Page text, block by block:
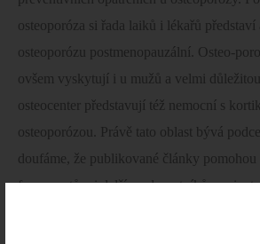
osteoporóza si řada laiků i lékařů představí
osteoporózu postmenopauzální. Osteo-
ovšem vyskytují i u mužů a velmi důležitou
osteocenter představují též nemocní s
osteoporózou. Právě tato oblast bývá
doufáme, že publikované články pomohou
farmaceutům i dalším zdravotníkům